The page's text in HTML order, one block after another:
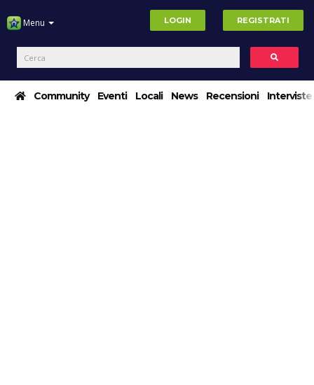
Menu LOGIN REGISTRATI
Community Eventi Locali News Recensioni Interviste